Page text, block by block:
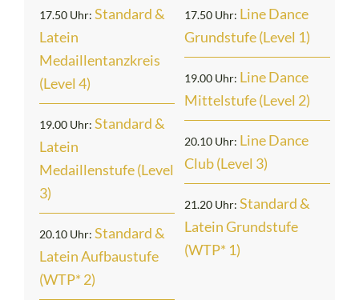
17.50 Uhr: Standard &
Latein
Medaillentanzkreis
(Level 4)
19.00 Uhr: Standard &
Latein
Medaillenstufe (Level
3)
20.10 Uhr: Standard &
Latein Aufbaustufe
(WTP* 2)
17.50 Uhr: Line Dance
Grundstufe (Level 1)
19.00 Uhr: Line Dance
Mittelstufe (Level 2)
20.10 Uhr: Line Dance
Club (Level 3)
21.20 Uhr: Standard &
Latein Grundstufe
(WTP* 1)